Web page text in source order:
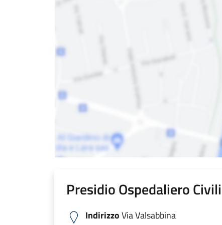
Presidio Ospedaliero
IndirizzoVia Valsabbina